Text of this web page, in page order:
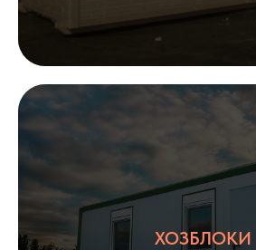
ХОЗБЛОКИ
Опыт более
16 лет
Собственное
производство
НДС
Прямые
поставщики